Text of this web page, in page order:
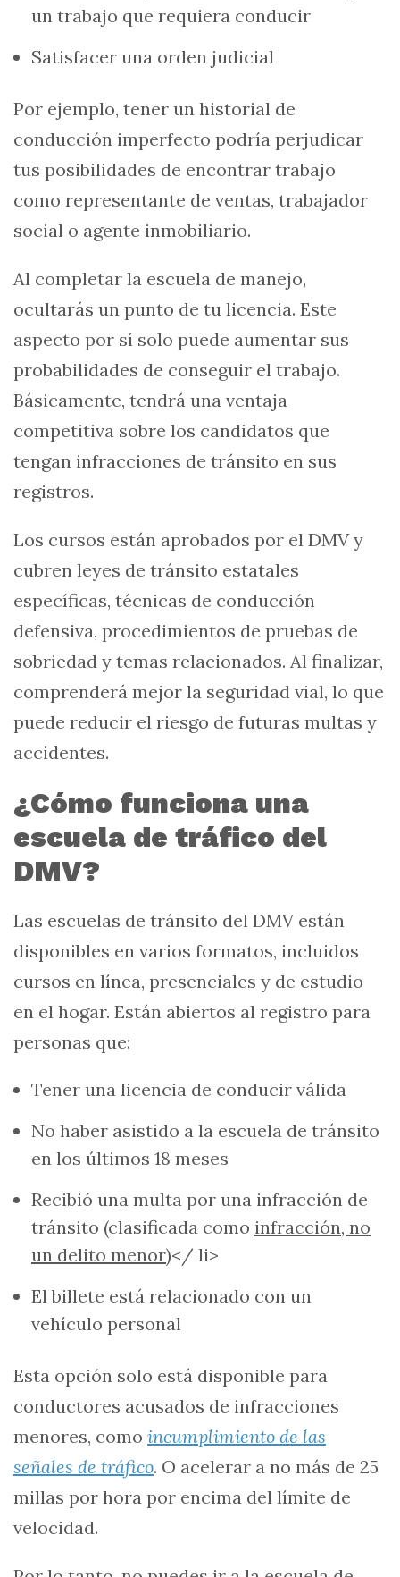
un trabajo que requiera conducir
Satisfacer una orden judicial
Por ejemplo, tener un historial de
conducción imperfecto podría perjudicar
tus posibilidades de encontrar trabajo
como representante de ventas, trabajador
social o agente inmobiliario.
Al completar la escuela de manejo,
ocultarás un punto de tu licencia. Este
aspecto por sí solo puede aumentar sus
probabilidades de conseguir el trabajo.
Básicamente, tendrá una ventaja
competitiva sobre los candidatos que
tengan infracciones de tránsito en sus
registros.
Los cursos están aprobados por el DMV y
cubren leyes de tránsito estatales
específicas, técnicas de conducción
defensiva, procedimientos de pruebas de
sobriedad y temas relacionados. Al finalizar,
comprenderá mejor la seguridad vial, lo que
puede reducir el riesgo de futuras multas y
accidentes.
¿Cómo funciona una
escuela de tráfico del
DMV?
Las escuelas de tránsito del DMV están
disponibles en varios formatos, incluidos
cursos en línea, presenciales y de estudio
en el hogar. Están abiertos al registro para
personas que:
Tener una licencia de conducir válida
No haber asistido a la escuela de tránsito
en los últimos 18 meses
Recibió una multa por una infracción de
tránsito (clasificada como infracción, no
un delito menor)</ li>
El billete está relacionado con un
vehículo personal
Esta opción solo está disponible para
conductores acusados ​​de infracciones
menores, como incumplimiento de las
señales de tráfico. O acelerar a no más de 25
millas por hora por encima del límite de
velocidad.